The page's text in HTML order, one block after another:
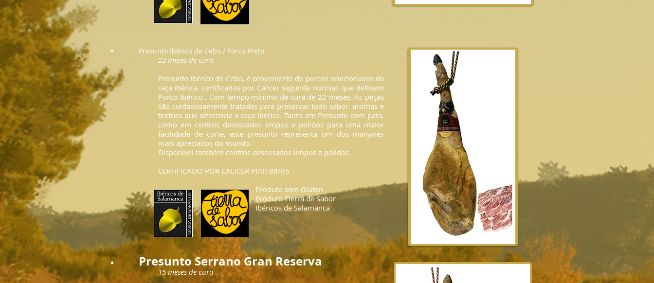
Presunto Ibérico de Cebo / Porco Preto
22 meses de cura
Presunto Ibérico de Cebo, é proveniente de porcos selecionados da
raça ibérica, certificados por Calicer segunda normas que definem
Porco Ibérico . Com tempo mínimo de cura de 22 meses, As peças
são cuidadosamente tratadas para preservar todo sabor, aromas e
textura que diferencia a raça Ibérica. Tanto em Presunto com pata,
como em centros desossados limpos e polidos para uma maior
facilidade de corte, este presunto representa um dos manjares
mais apreciados do mundo.
Disponível também centros desossados limpos e polidos.
CERTIFICADO POR CALICER PI/0188/05
Produto sem Glúten
Produto Tierra de Sabor
Ibéricos de Salamanca
Presunto Serrano Gran Reserva
15 meses de cura